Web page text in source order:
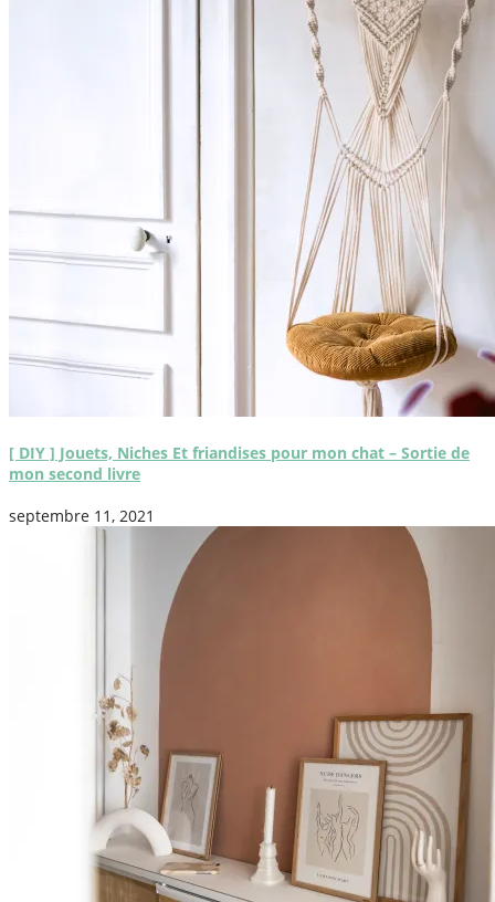
[ DIY ] Jouets, Niches Et friandises pour mon chat – Sortie de
mon second livre
septembre 11, 2021